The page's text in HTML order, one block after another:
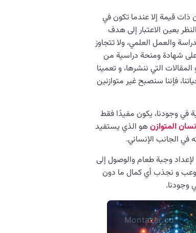
ذات قيمة إلا عندما تكون في
بعين الاعتبار إلى هدف
والعمل العلمي، ولا تتجاوز
شهادة ومنحة دراسية من
التي ننشرها، و تعمينا
فإننا سنصبح غير متوازنين
في وجودنا، يكون مفيدًا فقط
المتوازنهو الذي يستفيد
في الجانب الإنساني.
لإعداد وجبة طعام والوصول إلى
و نجذب أي كمال ما دون
وجودنا.